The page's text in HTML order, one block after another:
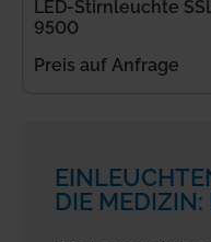
LED-Stirnleuchte
9500
Preis auf Anfrage
DIE